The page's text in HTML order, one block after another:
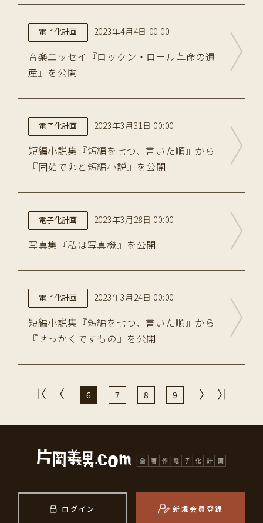
電子化計画 2023年4月4日 00:00
音楽エッセイ『ロックン・ロール革命の遺
産』を公開
電子化計画 2023年3月31日 00:00
短編小説集『短編を七つ、書いた順』から
『固茹で卵と短編小説』を公開
電子化計画 2023年3月28日 00:00
写真集『私は写真機』を公開
電子化計画 2023年3月24日 00:00
短編小説集『短編を七つ、書いた順』から
『せっかくですもの』を公開
6 7 8 9
ログイン 新規会員登録